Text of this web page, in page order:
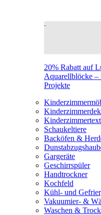
20% Rabatt auf
Aquarellblöcke –
Projekte
Schaukeltiere
Backöfen &
Gargeräte
Geschirrspüler
Handtrockner
Kochfeld
Kühl- und
Vakuumier- &
Waschen &